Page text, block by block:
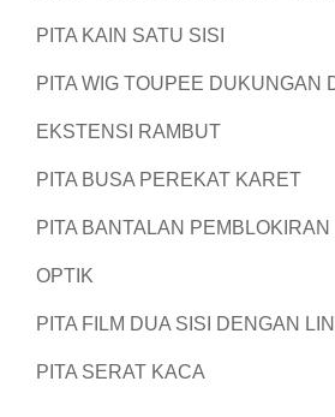
PITA KAIN SATU SISI
PITA WIG TOUPEE DUKUNGAN
EKSTENSI RAMBUT
PITA BUSA PEREKAT KARET
PITA BANTALAN
OPTIK
PITA FILM DUA SISI DENGAN
PITA SERAT KACA